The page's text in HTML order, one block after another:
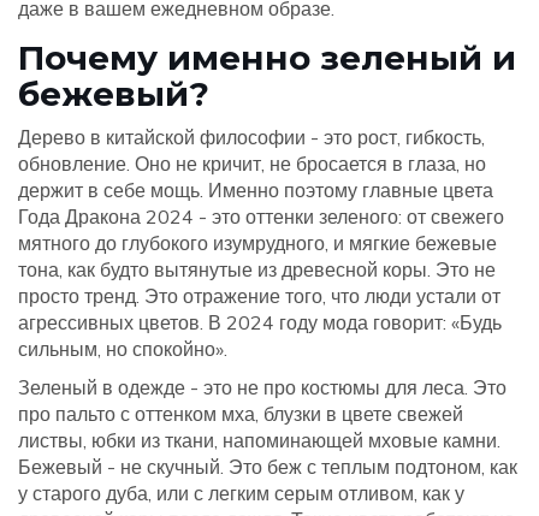
даже в вашем ежедневном образе.
Почему именно зеленый и
бежевый?
Дерево в китайской философии - это рост, гибкость,
обновление. Оно не кричит, не бросается в глаза, но
держит в себе мощь. Именно поэтому главные цвета
Года Дракона 2024 - это оттенки зеленого: от свежего
мятного до глубокого изумрудного, и мягкие бежевые
тона, как будто вытянутые из древесной коры. Это не
просто тренд. Это отражение того, что люди устали от
агрессивных цветов. В 2024 году мода говорит: «Будь
сильным, но спокойно».
Зеленый в одежде - это не про костюмы для леса. Это
про пальто с оттенком мха, блузки в цвете свежей
листвы, юбки из ткани, напоминающей мховые камни.
Бежевый - не скучный. Это беж с теплым подтоном, как
у старого дуба, или с легким серым отливом, как у